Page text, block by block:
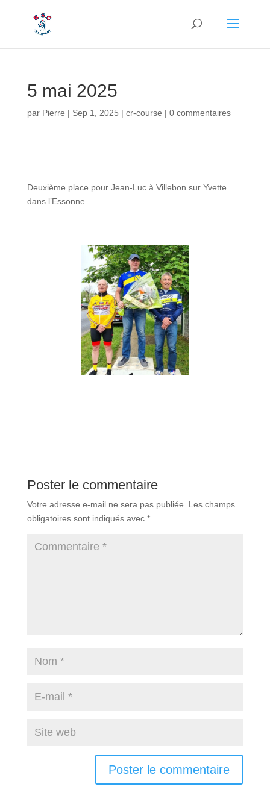
5 mai 2025
par Pierre | Sep 1, 2025 | cr-course | 0 commentaires
Deuxième place pour Jean-Luc à Villebon sur Yvette
dans l’Essonne.
Poster le commentaire
Votre adresse e-mail ne sera pas publiée.
Les champs
obligatoires sont indiqués avec *